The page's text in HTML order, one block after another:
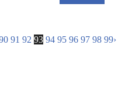
91 92 93 94 95 96 97 98 99›